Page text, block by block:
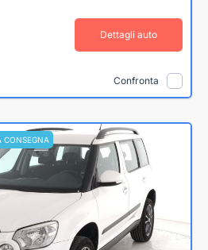
Dettagli auto
Confronta
CONSEGNA